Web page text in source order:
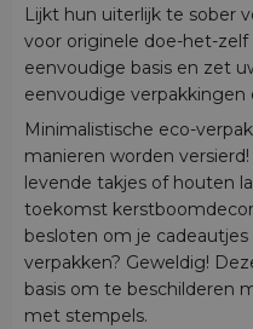
Lijkt hun uiterlijk te sober
voor originele doe-het-zelf
eenvoudige basis en zet
eenvoudige
Minimalistische eco-
manieren worden
levende takjes of houten
toekomst
besloten om je cadeautjes
verpakken? Geweldig!
basis om te beschilderen
met stempels.